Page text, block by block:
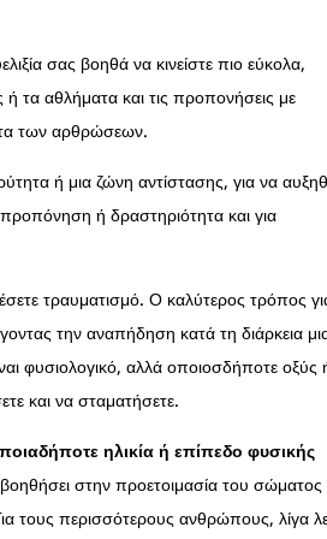
σας βοηθά να κινείστε πιο εύκολα,
ή τα αθλήματα και τις προπονήσεις με
των αρθρώσεων.
ή μια ζώνη αντίστασης, για να
ή δραστηριότητα και για
τραυματισμό. Ο καλύτερος τρόπος
την αναπήδηση κατά τη διάρκεια
φυσιολογικό, αλλά οποιοσδήποτε οξύς
και να σταματήσετε.
ηλικία ή επίπεδο φυσικής
στην προετοιμασία του σώματος
τους περισσότερους ανθρώπους, λίγα